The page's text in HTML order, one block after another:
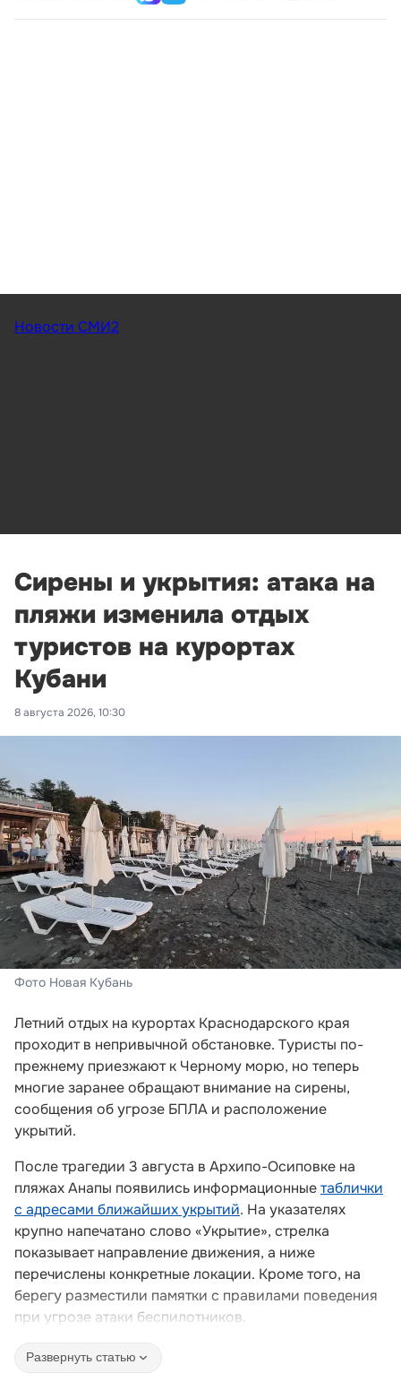
Новости СМИ2
Сирены и укрытия: атака на
пляжи изменила отдых
туристов на курортах
Кубани
8 августа 2026, 10:30
Фото Новая Кубань
Летний отдых на курортах Краснодарского края
проходит в непривычной обстановке. Туристы по-
прежнему приезжают к Черному морю, но теперь
многие заранее обращают внимание на сирены,
сообщения об угрозе БПЛА и расположение
укрытий.
После трагедии 3 августа в Архипо-Осиповке на
пляжах Анапы появились информационныетаблички
с адресами ближайших укрытий. На указателях
крупно напечатано слово «Укрытие», стрелка
показывает направление движения, а ниже
перечислены конкретные локации. Кроме того, на
берегу разместили памятки с правилами поведения
при угрозе атаки беспилотников.
Развернуть статью